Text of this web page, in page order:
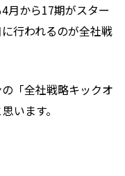
月から17期がスター
行われるのが全社戦
「全社戦略キックオ
います。